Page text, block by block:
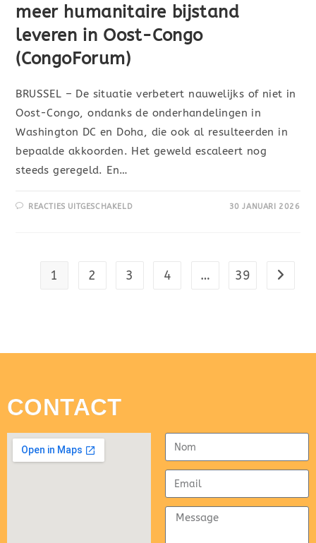
meer humanitaire bijstand
leveren in Oost-Congo
(CongoForum)
BRUSSEL – De situatie verbetert nauwelijks of niet in
Oost-Congo, ondanks de onderhandelingen in
Washington DC en Doha, die ook al resulteerden in
bepaalde akkoorden. Het geweld escaleert nog
steeds geregeld. En…
REACTIES UITGESCHAKELD 30 JANUARI 2026
1 2 3 4 … 39
CONTACT